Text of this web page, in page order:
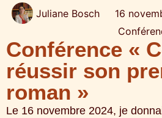
Juliane Bosch 16
Conférence «
réussir son
roman »
Le 16 novembre 2024, je